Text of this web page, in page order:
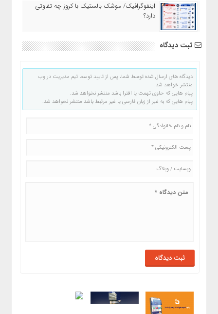
اینفوگرافیک/ موشک بالستیک با کروز چه تفاوتی
دارد؟
ثبت دیدگاه
دیدگاه های ارسال شده توسط شما، پس از تایید توسط تیم مدیریت در وب
منتشر خواهد شد.
پیام هایی که حاوی تهمت یا افترا باشد منتشر نخواهد شد.
پیام هایی که به غیر از زبان فارسی یا غیر مرتبط باشد منتشر نخواهد شد.